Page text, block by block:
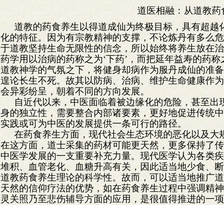
道医相融：从道教
道教的药食养生以得道成仙为终极目标，具有超
化的特征。因为有宗教精神的支撑，不论炼丹有多么
于道教坚持生命无限性的信念，所以始终将养生放在
药学用以治病的药称之为‘下药’，而把延年益寿的药
道教神学的气氛之下，将健身却病作为服丹成仙的准
遑论长生不死。故其以防病、治病、维护生命健康作
会异彩纷呈，朝着不同的方向发展。
自近代以来，中医面临着被边缘化的危险，甚至
身的独立性，需要整合内部诸要素，更好地促进传统
实践或可为中医的发展提供一条可行的路径。
在药食养生方面，现代社会生态环境的恶化以及大
在这方面，道士采集的药材可能更天然，更多保持了
中医学发展的一支重要补充力量。现代医学认为各类
堆积、血管老化、血糖升高有关，因此适当地少食、
道教药食养生理论的科学性。故而，可以适当地推广
天然的信仰疗法的优势，如在药食养生过程中强调精
灵关照乃至悲伤辅导方面的应用，是很值得推进的一项